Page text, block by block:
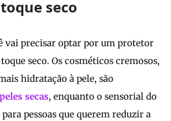
seco
vai precisar optar por um protetor
seco. Os cosméticos cremosos,
hidratação à pele, são
peles secas, enquanto o sensorial do
pessoas que querem reduzir a